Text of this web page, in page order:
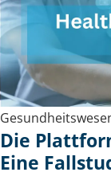
Die
Eine